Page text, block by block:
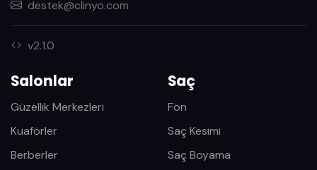
destek@clinyo.com
v2.1.0
Salonlar
Güzellik Merkezleri
Kuaförler
Berberler
Saç
Fön
Saç Kesimi
Saç Boyama